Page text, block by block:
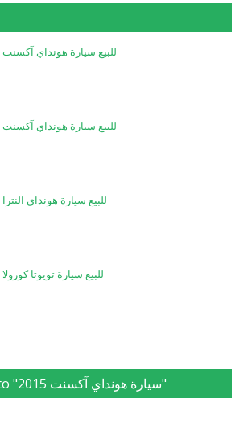
للبيع سيارة هونداي آكسنت 2016
للبيع سيارة هونداي آكسنت 2013
للبيع سيارة هونداي النترا 2017
للبيع سيارة تويوتا كورولا 2012
0 Response to "سيارة هونداي آكسنت 2015"